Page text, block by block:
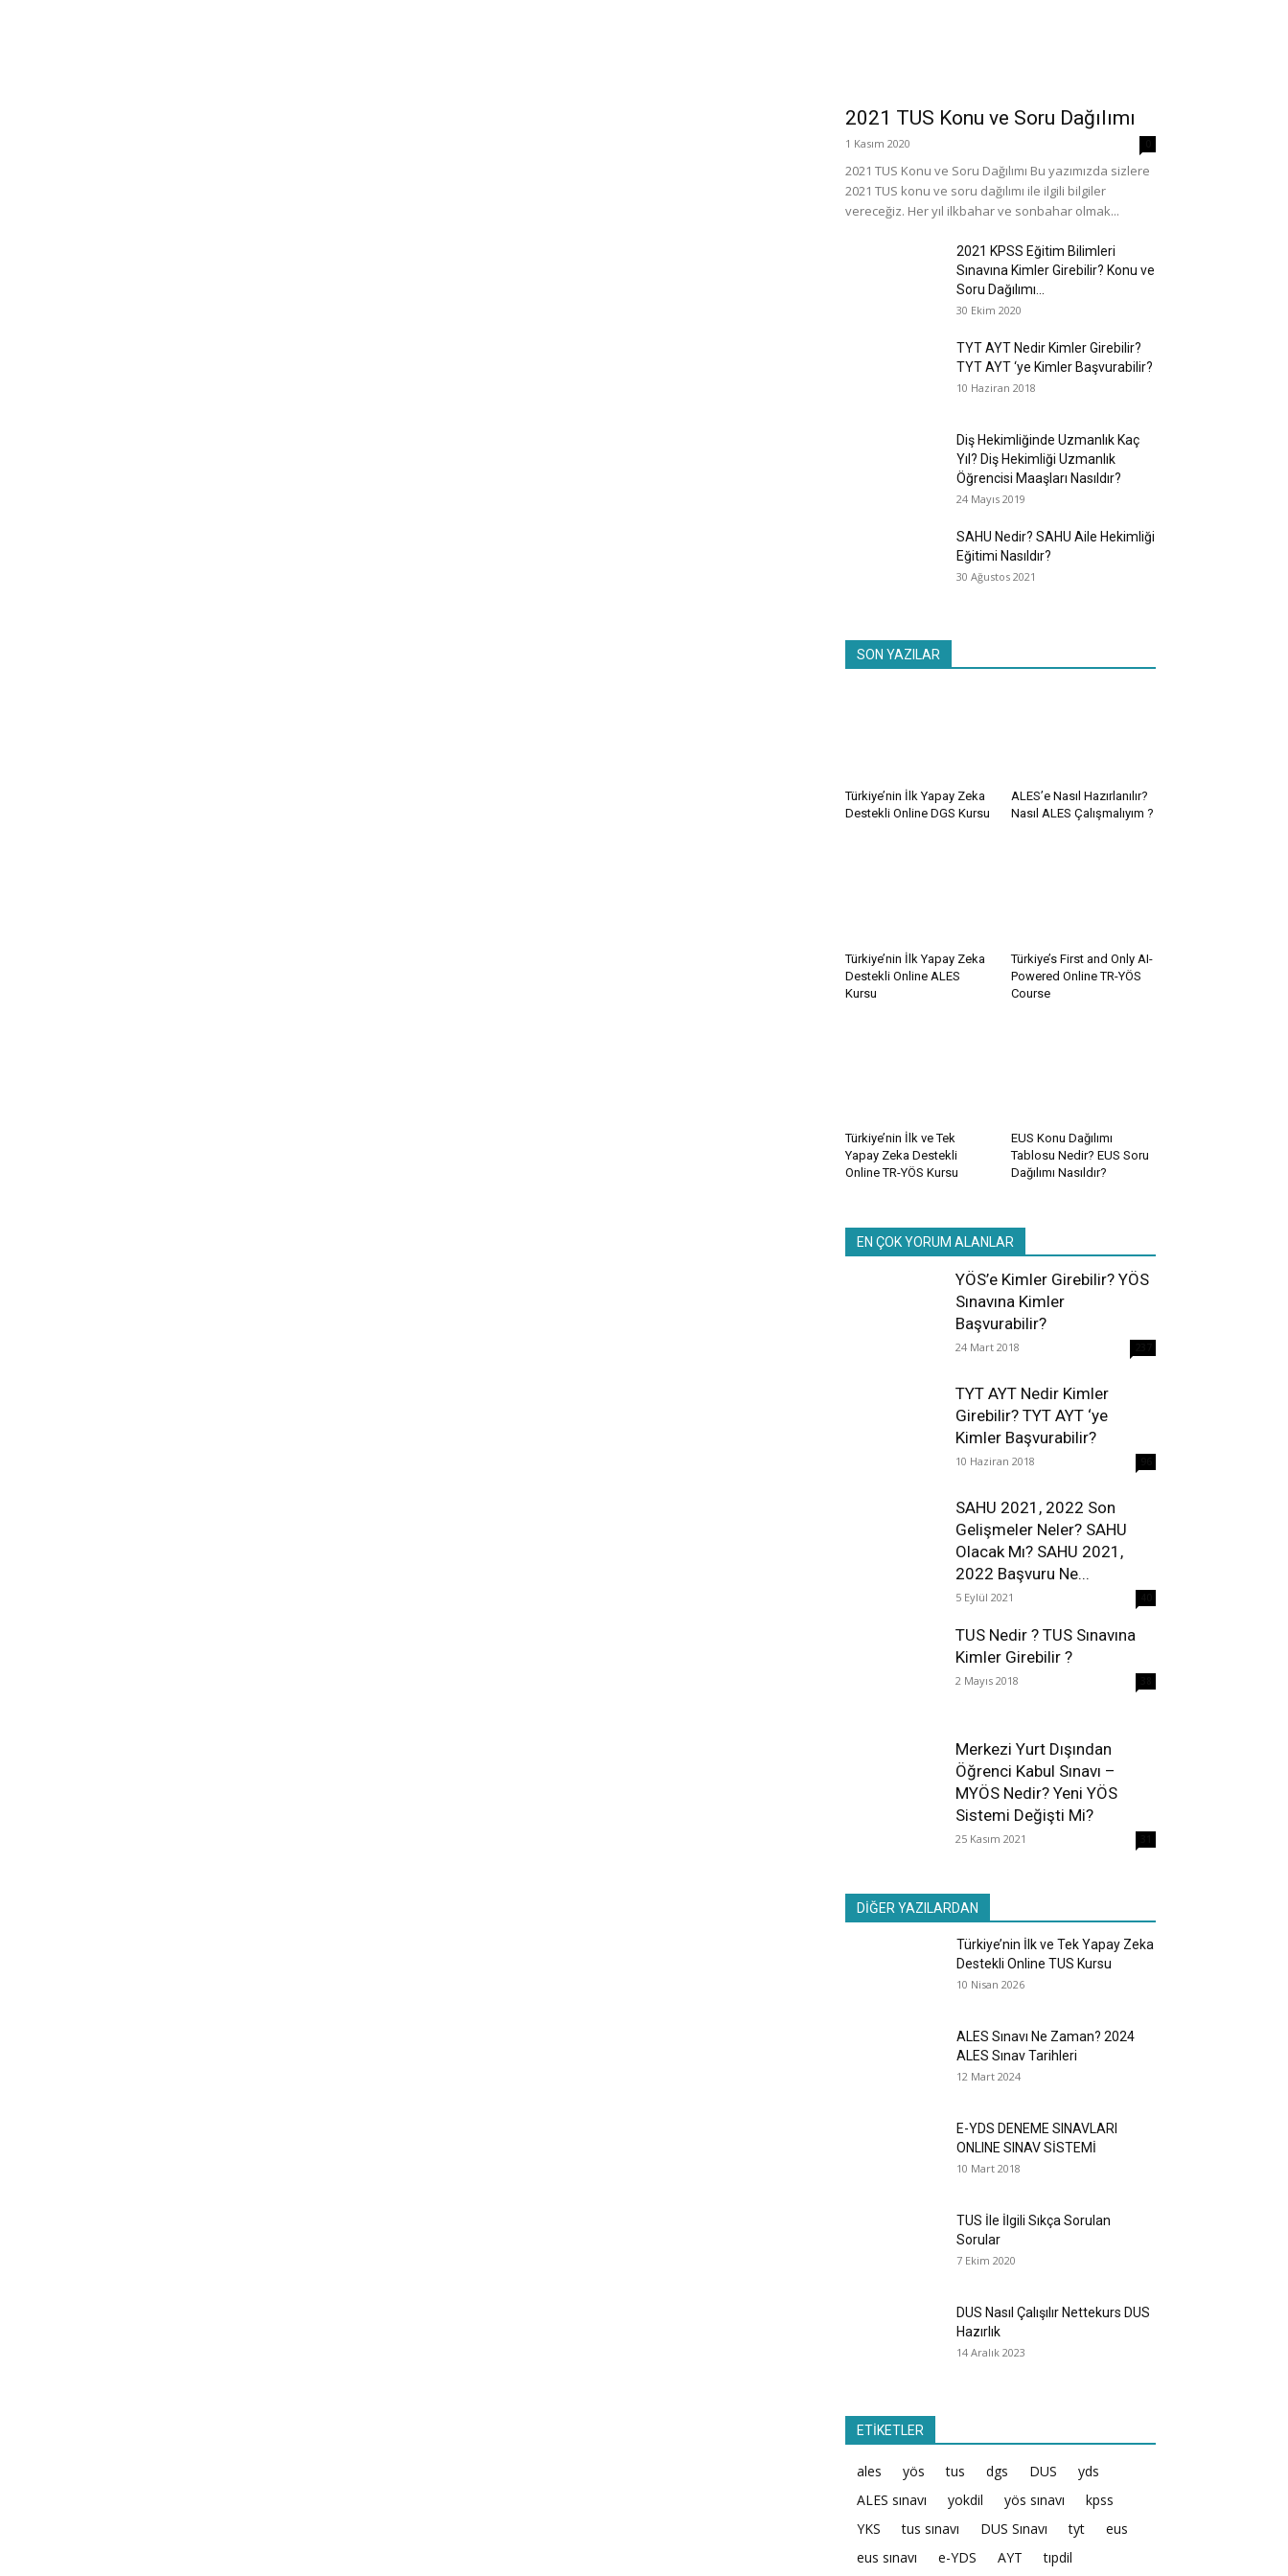
2021 TUS Konu ve Soru Dağılımı
1 Kasım 2020
2021 TUS Konu ve Soru Dağılımı Bu yazımızda sizlere
2021 TUS konu ve soru dağılımı ile ilgili bilgiler
vereceğiz. Her yıl ilkbahar ve sonbahar olmak...
2021 KPSS Eğitim Bilimleri
Sınavına Kimler Girebilir? Konu ve
Soru Dağılımı...
30 Ekim 2020
TYT AYT Nedir Kimler Girebilir?
TYT AYT ‘ye Kimler Başvurabilir?
10 Haziran 2018
Diş Hekimliğinde Uzmanlık Kaç
Yıl? Diş Hekimliği Uzmanlık
Öğrencisi Maaşları Nasıldır?
24 Mayıs 2019
SAHU Nedir? SAHU Aile Hekimliği
Eğitimi Nasıldır?
30 Ağustos 2021
SON YAZILAR
Türkiye’nin İlk Yapay Zeka
Destekli Online DGS Kursu
ALES’e Nasıl Hazırlanılır?
Nasıl ALES Çalışmalıyım ?
Türkiye’nin İlk Yapay Zeka
Destekli Online ALES
Kursu
Türkiye’s First and Only AI-
Powered Online TR-YÖS
Course
Türkiye’nin İlk ve Tek
Yapay Zeka Destekli
Online TR-YÖS Kursu
EUS Konu Dağılımı
Tablosu Nedir? EUS Soru
Dağılımı Nasıldır?
EN ÇOK YORUM ALANLAR
YÖS’e Kimler Girebilir? YÖS
Sınavına Kimler
Başvurabilir?
24 Mart 2018
TYT AYT Nedir Kimler
Girebilir? TYT AYT ‘ye
Kimler Başvurabilir?
10 Haziran 2018
SAHU 2021, 2022 Son
Gelişmeler Neler? SAHU
Olacak Mı? SAHU 2021,
2022 Başvuru Ne...
5 Eylül 2021
TUS Nedir ? TUS Sınavına
Kimler Girebilir ?
2 Mayıs 2018
Merkezi Yurt Dışından
Öğrenci Kabul Sınavı –
MYÖS Nedir? Yeni YÖS
Sistemi Değişti Mi?
25 Kasım 2021
DİĞER YAZILARDAN
Türkiye’nin İlk ve Tek Yapay Zeka
Destekli Online TUS Kursu
10 Nisan 2026
ALES Sınavı Ne Zaman? 2024
ALES Sınav Tarihleri
12 Mart 2024
E-YDS DENEME SINAVLARI
ONLINE SINAV SİSTEMİ
10 Mart 2018
TUS İle İlgili Sıkça Sorulan
Sorular
7 Ekim 2020
DUS Nasıl Çalışılır Nettekurs DUS
Hazırlık
14 Aralık 2023
ETİKETLER
ales yös tus dgs DUS
yds
ALES sınavı
yokdil yös sınavı
kpss
YKS
tus sınavı DUS Sınavı tyt
eus
eus sınavı
e-YDS AYT tıpdil